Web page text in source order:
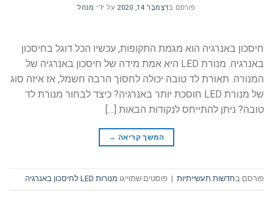
פורסם בדֵצֶמבֶּר 14, 2020 על ידי מנהל
חיסכון באנרגיה הוא מגמת התקופות, עכשיו הכל דוגל בחיסכון
באנרגיה. מנורת LED היא אמת מידה של חיסכון באנרגיה של
המנורה. תאורת לד טובה יכולה לחסוך הרבה חשמל, אז איזה סוג
של מנורת LED חוסכת יותר באנרגיה? כיצד לבחור מנורת לד
טובה? ניתן להתייחס לנקודות הבאות […]
המשך קריאה →
פורסם בחדשות תעשייתיות | פוסטים שתוייגו מנורות LED לחיסכון באנרגיה